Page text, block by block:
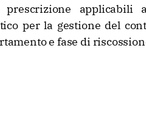
applicabili
per la gestione del
e fase di